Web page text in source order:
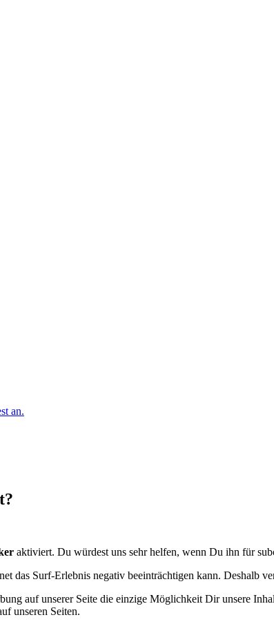
an.
aktiviert. Du würdest uns sehr helfen, wenn Du ihn für
das Surf-Erlebnis negativ beeinträchtigen kann. Deshalb
auf unserer Seite die einzige Möglichkeit Dir unsere
unseren Seiten.